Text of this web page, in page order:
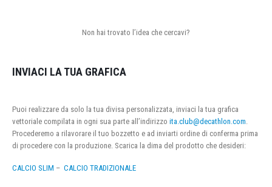
Non hai trovato l’idea che cercavi?
INVIACI LA TUA GRAFICA
Puoi realizzare da solo la tua divisa personalizzata, inviaci la tua grafica
vettoriale compilata in ogni sua parte all’indirizzo ita.club@decathlon.com
Procederemo a rilavorare il tuo bozzetto e ad inviarti ordine di conferma prima
di procedere con la produzione. Scarica la dima del prodotto che desideri:
CALCIO SLIM – CALCIO TRADIZIONALE